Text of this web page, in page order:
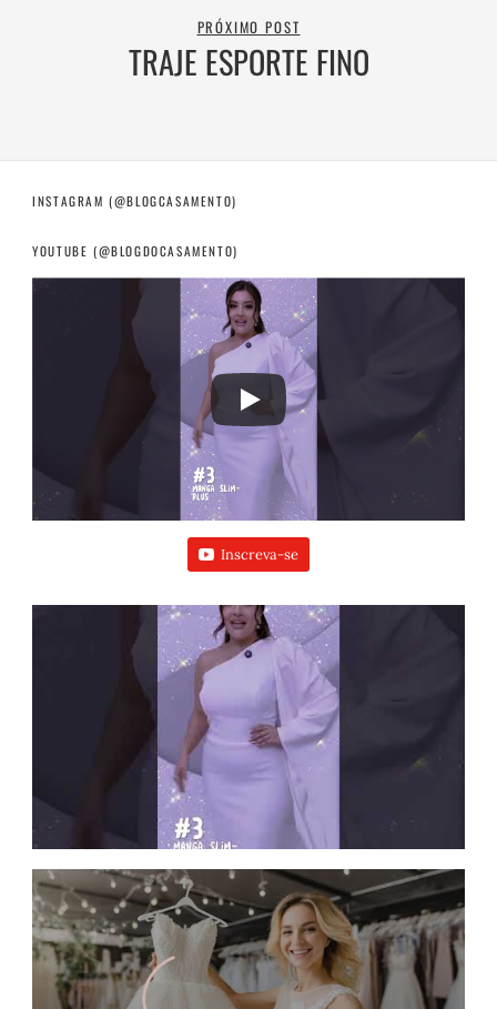
PRÓXIMO POST
TRAJE ESPORTE FINO
INSTAGRAM (@BLOGCASAMENTO)
YOUTUBE (@BLOGDOCASAMENTO)
Inscreva-se